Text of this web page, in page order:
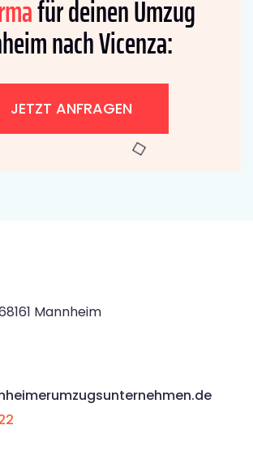
für deinen Umzug
nach Vicenza:
JETZT ANFRAGEN
Mannheim